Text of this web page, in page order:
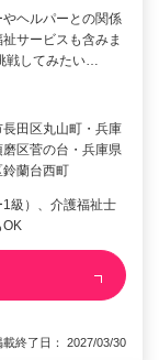
ヘルパーとの関係
サービスも含みま
戦してみたい…
田区丸山町・兵庫
区菅の台・兵庫県
蘭台西町
級）、介護福祉士
終了日： 2027/03/30